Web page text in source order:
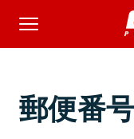
郵便番